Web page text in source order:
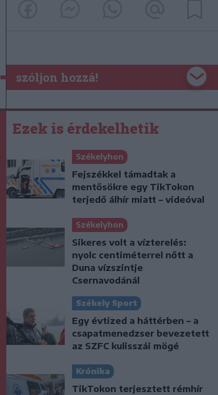
szóljon hozzá!
Ezek is érdekelhetik
Székelyhon
Fejszékkel támadtak a
mentősökre egy TikTokon
terjedő álhír miatt – videóval
Székelyhon
Sikeres volt a vízterelés:
nyolc centiméterrel nőtt a
Duna vízszintje
Csernavodánál
Székely Sport
Egy évtized a háttérben – a
csapatmenedzser bevezetett
az SZFC kulisszái mögé
Krónika
TikTokon terjesztett rémhír